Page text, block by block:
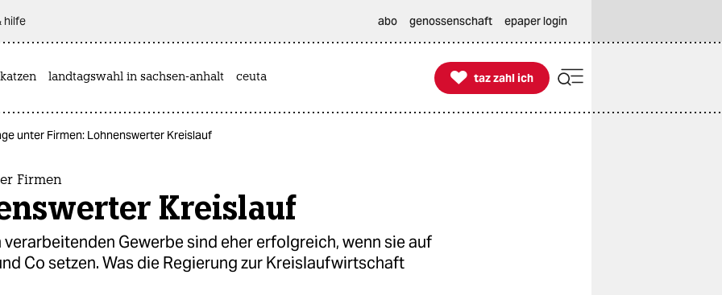
hilfe abo genossenschaft epaper login
katzen landtagswahl in sachsen-anhalt ceuta 
taz zahl ich
taz zahl ich
unter Firmen: Lohnenswerter Kreislauf
Firmen
Kreislauf
Gewerbe sind eher erfolgreich, wenn sie auf
Co setzen. Was die Regierung zur Kreislaufwirtschaft